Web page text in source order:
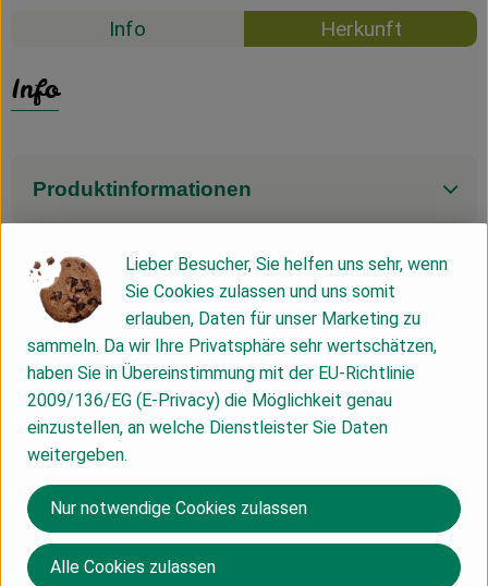
Info Herkunft
Info
Produktinformationen
Zutaten
Nährwert-Info
Produktdatenblatt
Herkunft
Lieber Besucher, Sie helfen uns sehr, wenn
Sie Cookies zulassen und uns somit
erlauben, Daten für unser Marketing zu
sammeln. Da wir Ihre Privatsphäre sehr wertschätzen,
haben Sie in Übereinstimmung mit der EU-Richtlinie
2009/136/EG (E-Privacy) die Möglichkeit genau
einzustellen, an welche Dienstleister Sie Daten
weitergeben.
Nur notwendige Cookies zulassen
Alle Cookies zulassen